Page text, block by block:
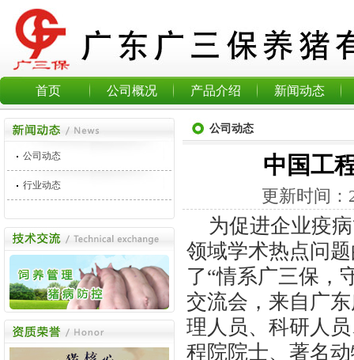
首页 公司概况 产品介绍 新闻动态
公司动态
行业动态
公司动态
中国工
更新时间：
为促进企业疫病
领域学术热点问
了“情系广三保，
交流会，来自广
理人员、科研人
程院院士、著名